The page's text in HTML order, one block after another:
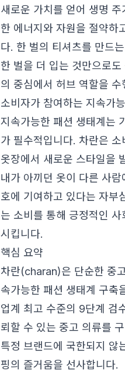
새로운 가치를 얻어 생명
한 에너지와 자원을 절약하
다. 한 벌의 티셔츠를 만드
한 벌을 더 입는 것만으로
의 중심에서 허브 역할을
소비자가 참여하는 지속가
지속가능한 패션 생태계는
가 필수적입니다. 차란은
옷장에서 새로운 스타일을
내가 아끼던 옷이 다른 사
호에 기여하고 있다는 자부
는 소비를 통해 긍정적인
시킵니다.
핵심 요약
차란(charan)은 단순한 중
속가능한 패션 생태계 구축
업계 최고 수준의 9단계 검
뢰할 수 있는 중고 의류를
특정 브랜드에 국한되지 않
핑의 즐거움을 선사합니다.